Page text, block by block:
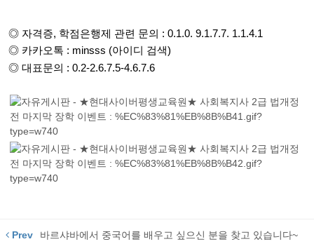
◎ 자격증, 학점은행제 관련 문의 : 0.1.0. 9.1.7.7. 1.1.4.1
◎ 카카오톡 : minsss (아이디 검색)
◎ 대표문의 : 0.2-2.6.7.5-4.6.7.6
Prev 바르샤바에서 중국어를 배우고 싶으신 분을 찾고 있습니다~